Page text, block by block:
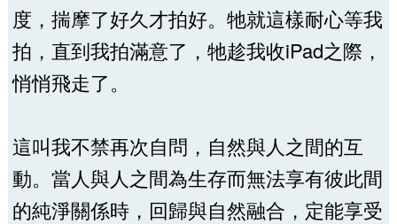
度，揣摩了好久才拍好。牠就這樣耐心等我
拍，直到我拍滿意了，牠趁我收iPad之際，
悄悄飛走了。
這叫我不禁再次自問，自然與人之間的互
動。當人與人之間為生存而無法享有彼此間
的純淨關係時，回歸與自然融合，定能享受